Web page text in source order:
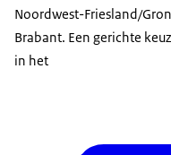
Noordwest-Friesland/
Brabant. Een gerichte
in het